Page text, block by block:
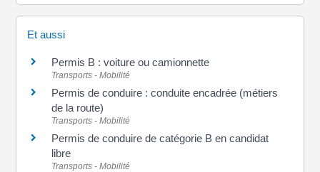
Et aussi
Permis B : voiture ou camionnette
Transports - Mobilité
Permis de conduire : conduite encadrée (métiers
de la route)
Transports - Mobilité
Permis de conduire de catégorie B en candidat
libre
Transports - Mobilité